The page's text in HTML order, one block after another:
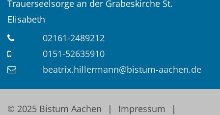
Trauerseelsorge an der Grabeskirche St.
Elisabeth
02161-2489212
0151-52635910
beatrix.hillermann@bistum-aachen.de
© 2025 Bistum Aachen
Impressum